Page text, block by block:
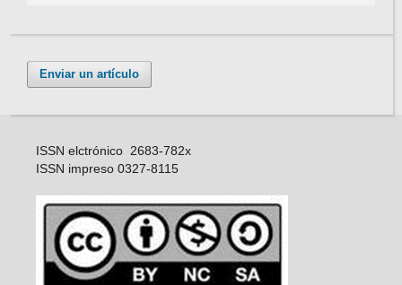
Enviar un artículo
ISSN elctrónico 2683-782x
ISSN impreso 0327-8115